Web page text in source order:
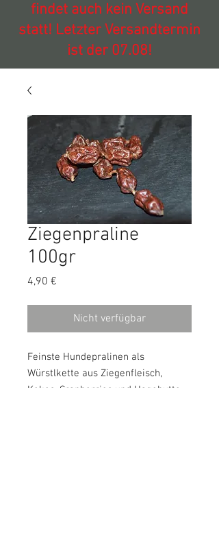
findet auch kein Versand
statt! Letzter Versandtermin
ist der 07.08!
Ziegenpraline
100gr
4,90 €
Nicht verfügbar
Feinste Hundepralinen als
Würstlkette aus Ziegenfleisch,
Kokos, Cranberries und Hagebutte,